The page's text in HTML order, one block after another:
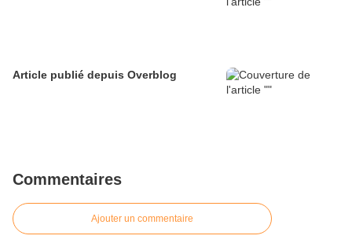
Article publié depuis Overblog
Commentaires
Ajouter un commentaire